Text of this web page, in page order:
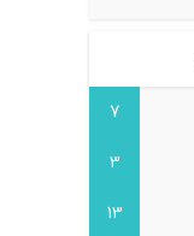
7
3
13